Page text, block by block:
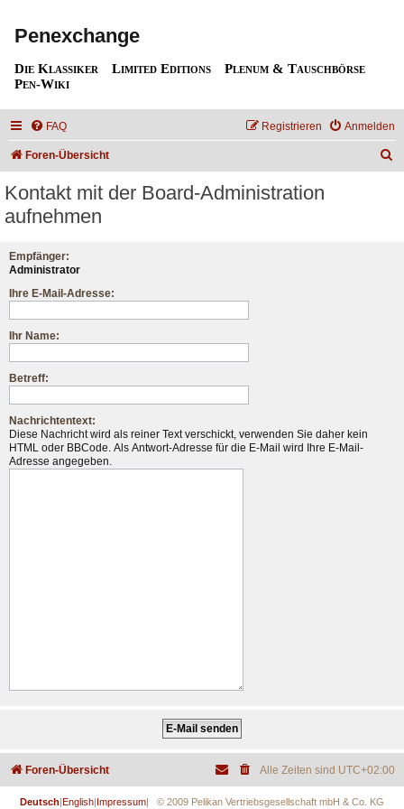
Penexchange
Die Klassiker Limited Editions
Plenum & Tauschbörse
Pen-Wiki
FAQ Anmelden
Registrieren
Foren-Übersicht
Kontakt mit der Board-Administration
aufnehmen
Empfänger:
Administrator
Ihre E-Mail-Adresse:
Ihr Name:
Betreff:
Nachrichtentext:
Diese Nachricht wird als reiner Text verschickt, verwenden Sie daher kein
HTML oder BBCode. Als Antwort-Adresse für die E-Mail wird Ihre E-Mail-
Adresse angegeben.
Foren-Übersicht Alle Zeiten sind UTC+02:00
Deutsch|English|Impressum| © 2009 Pelikan Vertriebsgesellschaft mbH & Co. KG